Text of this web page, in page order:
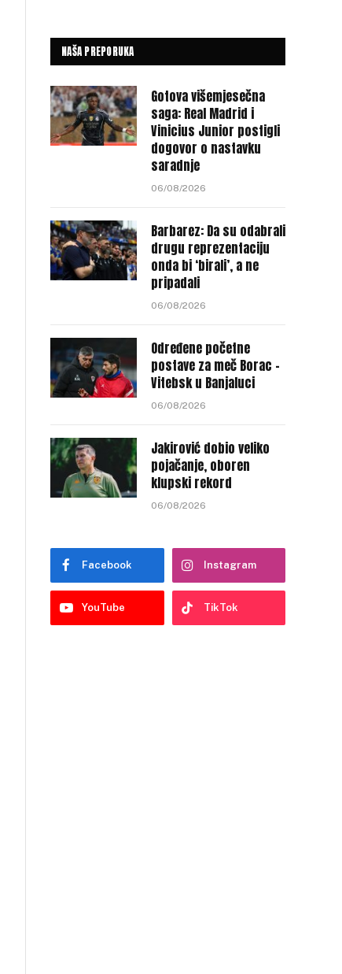
NAŠA PREPORUKA
Gotova višemjesečna
saga: Real Madrid i
Vinicius Junior postigli
dogovor o nastavku
saradnje
06/08/2026
Barbarez: Da su odabrali
drugu reprezentaciju
onda bi ‘birali’, a ne
pripadali
06/08/2026
Određene početne
postave za meč Borac –
Vitebsk u Banjaluci
06/08/2026
Jakirović dobio veliko
pojačanje, oboren
klupski rekord
06/08/2026
Facebook Instagram
YouTube TikTok